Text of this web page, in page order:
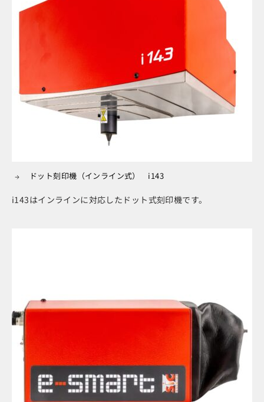
ドット刻印機（インライン式） i143
i143はインラインに対応したドット式刻印機です。